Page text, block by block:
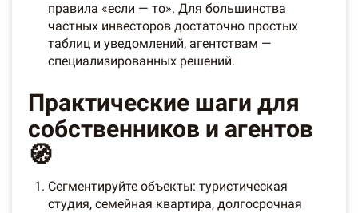
правила «если — то». Для большинства
частных инвесторов достаточно простых
таблиц и уведомлений, агентствам —
специализированных решений.
Практические шаги для
собственников и агентов
🧭
Сегментируйте объекты: туристическая
студия, семейная квартира, долгосрочная